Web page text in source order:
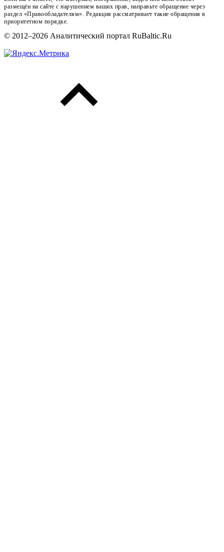
размещён на сайте с нарушением ваших прав, направьте обращение через
раздел «Правообладателям». Редакция рассматривает такие обращения в
приоритетном порядке.
© 2012–2026 Аналитический портал RuBaltic.Ru